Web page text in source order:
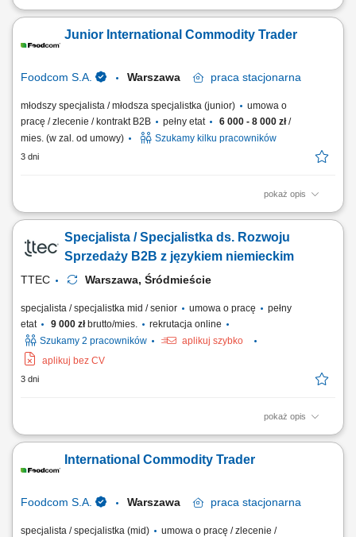
Zakres obowiązków: opieka nad klientami B2B (sklepy muzyczne,
aktywna współpraca z odbiorcami w całej Polsce; realizacja planów
Junior International Commodity Trader
Foodcom S.A. Warszawa praca stacjonarna
młodszy specjalista / młodsza specjalistka (junior)
umowa o
pracę / zlecenie / kontrakt B2B
pełny etat 6 000 - 8 000 zł/
mies. (w zal. od umowy)
Szukamy kilku pracowników
3 dni
pokaż opis
Obowiązki: Nawiązywanie relacji handlowych z Klientami B2B na
Nadzorowanie procesu sprzedaży towaru do klienta; Utrzymywanie
dobrych relacji z dostawcami i Klientami; Badanie źródeł nowych
Specjalista / Specjalistka ds. Rozwoju
Sprzedaży B2B z językiem niemieckim
TTEC Warszawa, Śródmieście
specjalista / specjalistka mid / senior umowa o pracę
pełny
etat
9 000 złbrutto/mies.
rekrutacja online
Szukamy 2 pracowników
aplikuj szybko
aplikuj bez CV
3 dni
pokaż opis
Opis stanowiska wyszukiwanie i analizowanie potencjalnych klientów
sprzedażowych oraz kwalifikowanie leadów dla zespołu handlowego,
International Commodity Trader
Foodcom S.A. Warszawa praca stacjonarna
specjalista / specjalistka (mid)
umowa o pracę / zlecenie /